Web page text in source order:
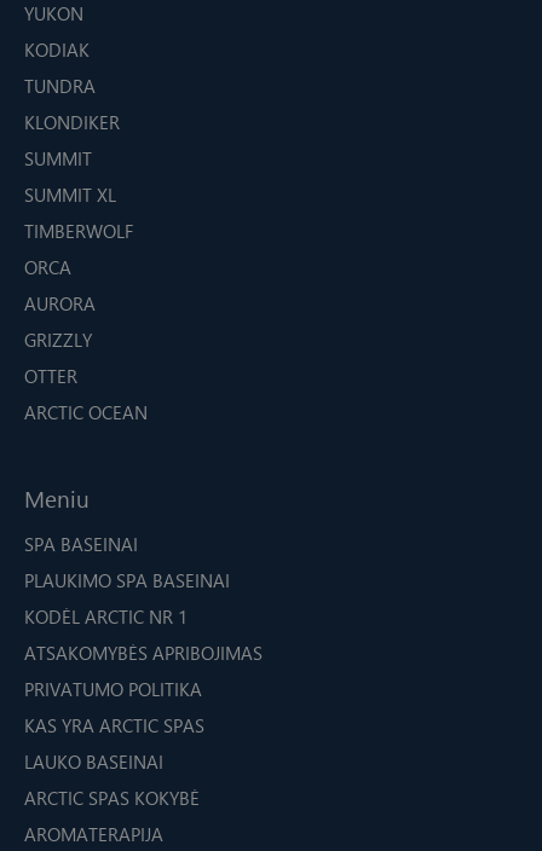
YUKON
KODIAK
TUNDRA
KLONDIKER
SUMMIT
SUMMIT XL
TIMBERWOLF
ORCA
AURORA
GRIZZLY
OTTER
ARCTIC OCEAN
Meniu
SPA BASEINAI
PLAUKIMO SPA BASEINAI
KODĖL ARCTIC NR 1
ATSAKOMYBĖS APRIBOJIMAS
PRIVATUMO POLITIKA
KAS YRA ARCTIC SPAS
LAUKO BASEINAI
ARCTIC SPAS KOKYBĖ
AROMATERAPIJA